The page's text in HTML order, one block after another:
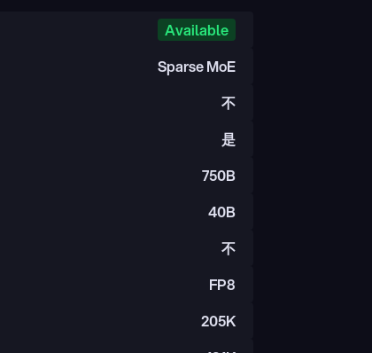
Available
Sparse MoE
不
是
750B
40B
不
FP8
205K